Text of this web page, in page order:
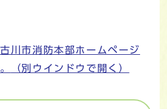
川市消防本部ホームページ
（別ウインドウで開く）